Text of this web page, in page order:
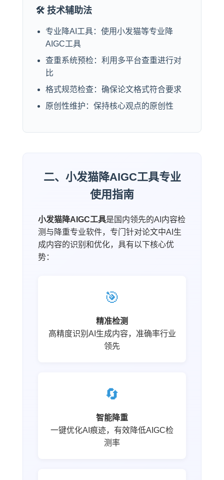
🛠️ 技术辅助法
专业降AI工具：使用小发猫等专业降
AIGC工具
查重系统预检：利用多平台查重进行对
比
格式规范检查：确保论文格式符合要求
原创性维护：保持核心观点的原创性
二、小发猫降AIGC工具专业
使用指南
小发猫降AIGC工具是国内领先的AI内容检
测与降重专业软件，专门针对论文中AI生
成内容的识别和优化，具有以下核心优
势：
🎯
精准检测
高精度识别AI生成内容，准确率行业
领先
🔄
智能降重
一键优化AI痕迹，有效降低AIGC检
测率